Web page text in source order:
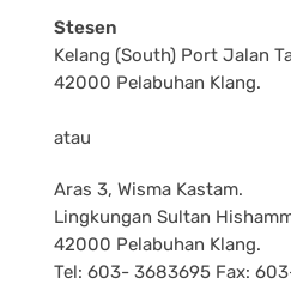
Stesen
Kelang (South) Port Jalan
42000 Pelabuhan Klang.
atau
Aras 3, Wisma Kastam.
Lingkungan Sultan
42000 Pelabuhan Klang.
Tel: 603- 3683695 Fax: